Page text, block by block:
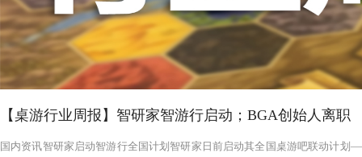
【桌游行业周报】智研家智游行启动；BGA创始人离职
国内资讯智研家启动智游行全国计划智研家日前启动其全国桌游吧联动计